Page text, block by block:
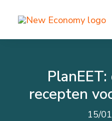
de
recepten
15/